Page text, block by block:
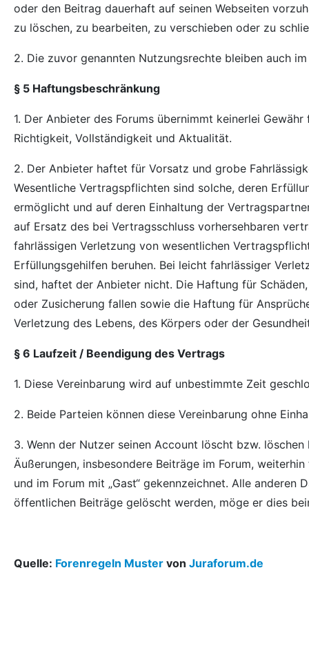
oder den Beitrag dauerhaft auf seinen Webseiten
zu löschen, zu bearbeiten, zu verschieben oder zu
2. Die zuvor genannten Nutzungsrechte bleiben auch
§ 5 Haftungsbeschränkung
1. Der Anbieter des Forums übernimmt keinerlei
Richtigkeit, Vollständigkeit und Aktualität.
2. Der Anbieter haftet für Vorsatz und grobe
Wesentliche Vertragspflichten sind solche, deren
ermöglicht und auf deren Einhaltung der
auf Ersatz des bei Vertragsschluss vorhersehbaren
fahrlässigen Verletzung von wesentlichen
Erfüllungsgehilfen beruhen. Bei leicht fahrlässiger
sind, haftet der Anbieter nicht. Die Haftung für
oder Zusicherung fallen sowie die Haftung für
Verletzung des Lebens, des Körpers oder der
§ 6 Laufzeit / Beendigung des Vertrags
1. Diese Vereinbarung wird auf unbestimmte Zeit
2. Beide Parteien können diese Vereinbarung ohne
3. Wenn der Nutzer seinen Account löscht bzw.
Äußerungen, insbesondere Beiträge im Forum,
und im Forum mit „Gast“ gekennzeichnet. Alle
öffentlichen Beiträge gelöscht werden, möge er dies
Quelle: Forenregeln Muster von Juraforum.de